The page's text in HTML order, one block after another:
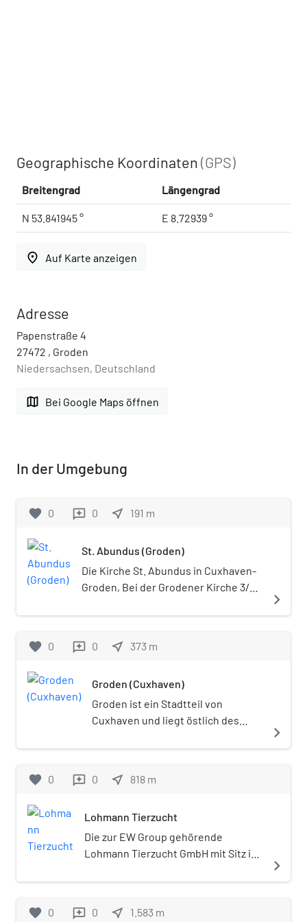
Geographische Koordinaten(GPS)
Breitengrad Längengrad
N 53.841945 ° E 8.72939 °
place Auf Karte anzeigen
Adresse
Papenstraße 4
27472 , Groden
Niedersachsen, Deutschland
map Bei Google Maps öffnen
In der Umgebung
favorite 0 reviews 0 near_me 191 m
St. Abundus (Groden)
Die Kirche St. Abundus in Cuxhaven-
Groden, Bei der Grodener Kirche 3/4,
Denkmalschutz und ist in der Liste
der Stadt Cuxhaven enthalten.
navigate_next
favorite 0 reviews 0 near_me 373 m
Groden (Cuxhaven)
Groden ist ein Stadtteil von
Cuxhaven und liegt östlich des
navigate_next
favorite 0 reviews 0 near_me 818 m
Lohmann Tierzucht
Die zur EW Group gehörende
Lohmann Tierzucht GmbH mit Sitz in
in der Züchtung und Produktion von
(Hybridhühnern), die entweder für
navigate_next
favorite 0 reviews 0 near_me 1.583 m